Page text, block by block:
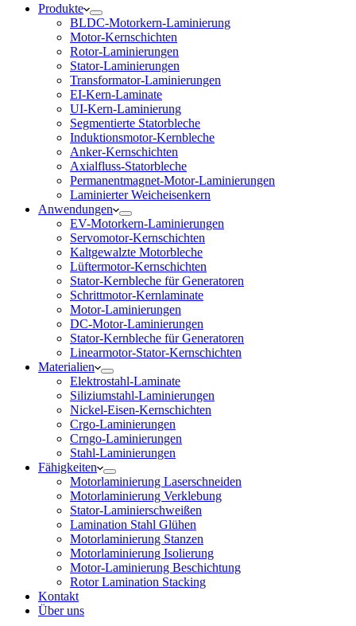
Produkte
BLDC-Motorkern-Laminierung
Motor-Kernschichten
Rotor-Laminierungen
Stator-Laminierungen
Transformator-Laminierungen
EI-Kern-Laminate
UI-Kern-Laminierung
Segmentierte Statorbleche
Induktionsmotor-Kernbleche
Anker-Kernschichten
Axialfluss-Statorbleche
Permanentmagnet-Motor-Laminierungen
Laminierter Weicheisenkern
Anwendungen
EV-Motorkern-Laminierungen
Servomotor-Kernschichten
Kaltgewalzte Motorbleche
Lüftermotor-Kernschichten
Stator-Kernbleche für Generatoren
Schrittmotor-Kernlaminate
Motor-Laminierungen
DC-Motor-Laminierungen
Stator-Kernbleche für Generatoren
Linearmotor-Stator-Kernschichten
Materialien
Elektrostahl-Laminate
Siliziumstahl-Laminierungen
Nickel-Eisen-Kernschichten
Crgo-Laminierungen
Crngo-Laminierungen
Stahl-Laminierungen
Fähigkeiten
Motorlaminierung Laserschneiden
Motorlaminierung Verklebung
Stator-Laminierschweißen
Lamination Stahl Glühen
Motorlaminierung Stanzen
Motorlaminierung Isolierung
Motor-Laminierung Beschichtung
Rotor Lamination Stacking
Kontakt
Über uns